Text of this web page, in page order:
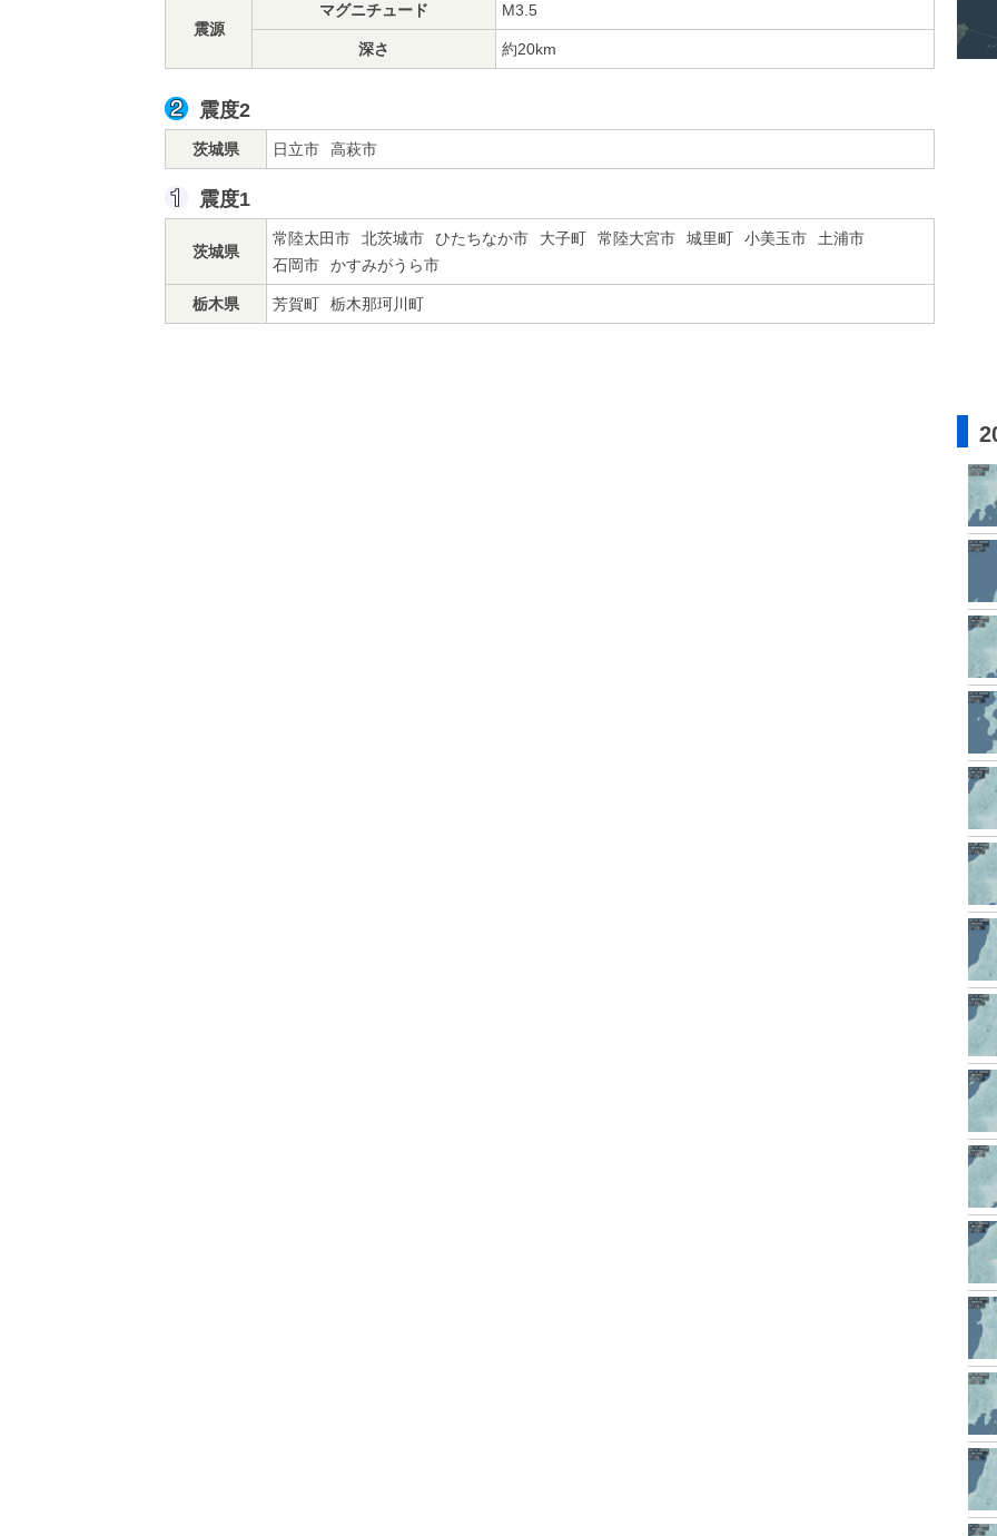
震源
マグニチュード M3.5
深さ 約20km
震度2
茨城県 日立市 高萩市
震度1
茨城県
常陸太田市 北茨城市 ひたちなか市 大子町 常陸大宮市 城里町 小美玉市
土浦市
石岡市
かすみがうら市
栃木県 芳賀町 栃木那珂川町